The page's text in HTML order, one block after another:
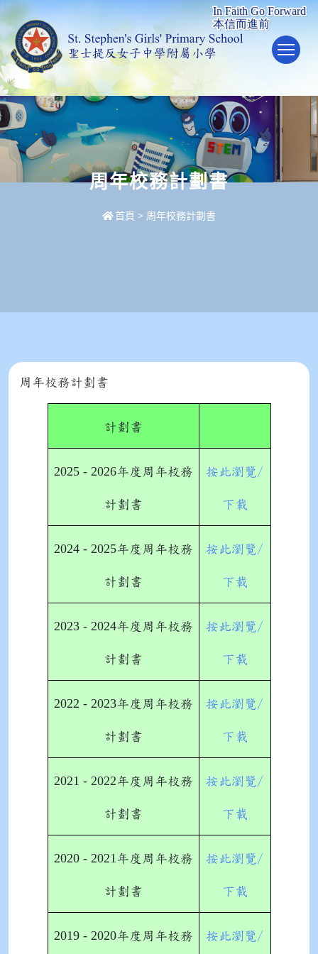
周年校務計劃書
首頁 > 周年校務計劃書
周年校務計劃書
計劃書
2025 - 2026年度周年校務
計劃書
按此瀏覽/
下載
2024 - 2025年度周年校務
計劃書
按此瀏覽/
下載
2023 - 2024年度周年校務
計劃書
按此瀏覽/
下載
2022 - 2023年度周年校務
計劃書
按此瀏覽/
下載
2021 - 2022年度周年校務
計劃書
按此瀏覽/
下載
2020 - 2021年度周年校務
計劃書
按此瀏覽/
下載
2019 - 2020年度周年校務 按此瀏覽/